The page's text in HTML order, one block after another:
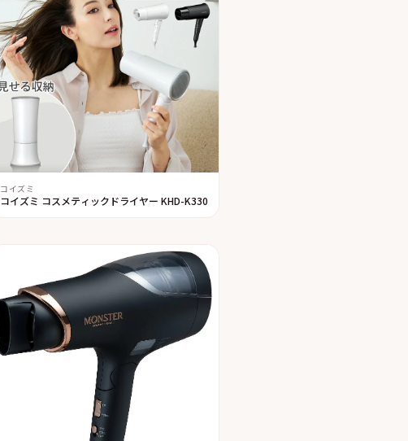
コイズミ
コイズミ コスメティックドライヤー KHD-K330